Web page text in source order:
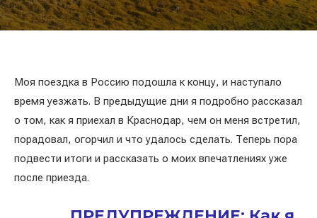
Моя поездка в Россию подошла к концу, и наступало
время уезжать. В предыдущие дни я подробно рассказал
о том, как я приехал в Краснодар, чем он меня встретил,
порадовал, огорчил и что удалось сделать. Теперь пора
подвести итоги и рассказать о моих впечатлениях уже
после приезда.